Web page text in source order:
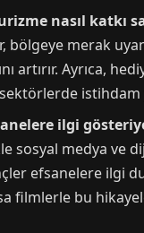
nasıl katkı
bölgeye merak
artırır. Ayrıca,
istihdam
ilgi
sosyal medya ve
efsanelere ilgi
filmlerle bu